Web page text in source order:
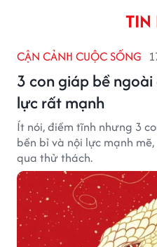
CẬN CẢNH CUỘC SỐNG
3 con giáp bề
lực rất mạnh
Ít nói, điềm tĩnh nhưng 3
bền bỉ và nội lực mạnh
qua thử thách.